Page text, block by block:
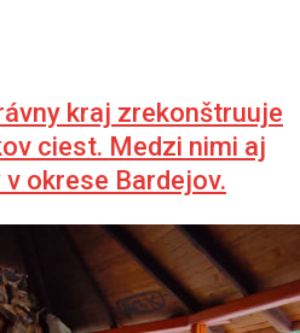
kraj zrekonštruuje
ciest. Medzi nimi aj
okrese Bardejov.